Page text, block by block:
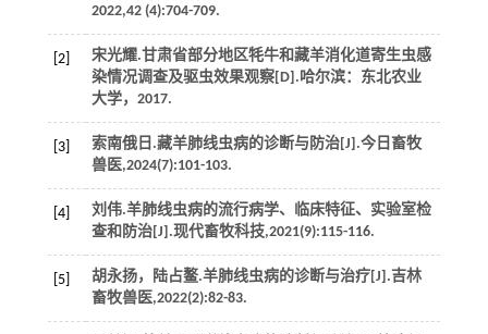
2022,42(4):704-709.
[2]
宋光耀.甘肃省部分地区牦牛和藏羊消化道寄生虫感
染情况调查及驱虫效果观察[D].哈尔滨：东北农业
大学， 2017.
[3] 索南俄日.藏羊肺线虫病的诊断与防治[J].今日畜牧
兽医,2024(7):101-103.
[4]
刘伟.羊肺线虫病的流行病学、临床特征、实验室检
查和防治[J].现代畜牧科技,2021(9):115-116.
[5] 胡永扬，陆占鳌.羊肺线虫病的诊断与治疗[J].吉林
畜牧兽医,2022(2):82-83.